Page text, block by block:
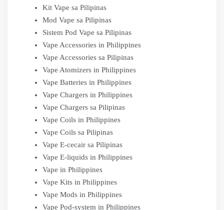
Kit Vape sa Pilipinas
Mod Vape sa Pilipinas
Sistem Pod Vape sa Pilipinas
Vape Accessories in Philippines
Vape Accessories sa Pilipinas
Vape Atomizers in Philippines
Vape Batteries in Philippines
Vape Chargers in Philippines
Vape Chargers sa Pilipinas
Vape Coils in Philippines
Vape Coils sa Pilipinas
Vape E-cecair sa Pilipinas
Vape E-liquids in Philippines
Vape in Philippines
Vape Kits in Philippines
Vape Mods in Philippines
Vape Pod-system in Philippines